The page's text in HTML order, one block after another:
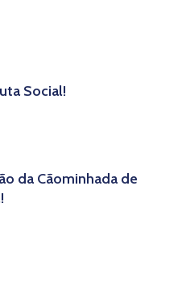
Social!
da Cãominhada de